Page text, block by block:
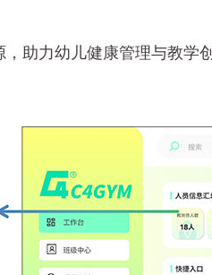
助力幼儿健康管理与教学